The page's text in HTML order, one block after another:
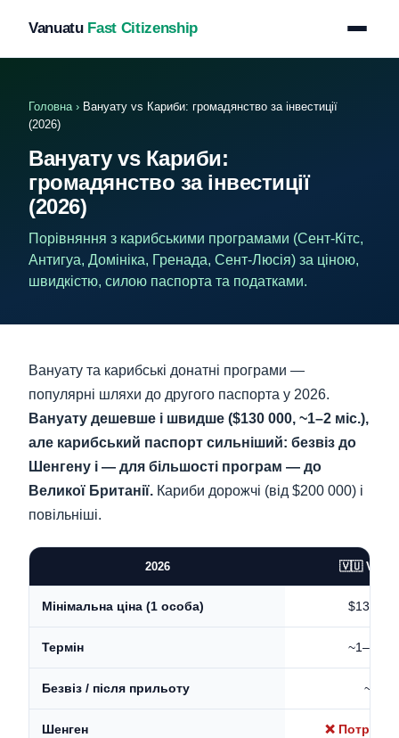
Vanuatu Fast Citizenship
Головна › Вануату vs Кариби: громадянство за інвестиції
(2026)
Вануату vs Кариби:
громадянство за інвестиції
(2026)
Порівняння з карибськими програмами (Сент-Кітс,
Антигуа, Домініка, Гренада, Сент-Люсія) за ціною,
швидкістю, силою паспорта та податками.
Вануату та карибські донатні програми —
популярні шляхи до другого паспорта у 2026.
Вануату дешевше і швидше ($130 000, ~1–2 міс.),
але карибський паспорт сильніший: безвіз до
Шенгену і — для більшості програм — до
Великої Британії. Кариби дорожчі (від $200 000) і
повільніші.
2026 🇻🇺
Мінімальна ціна (1 особа)
Термін ~1–2
Безвіз / після прильоту ~90
Шенген ❌ Потрібна